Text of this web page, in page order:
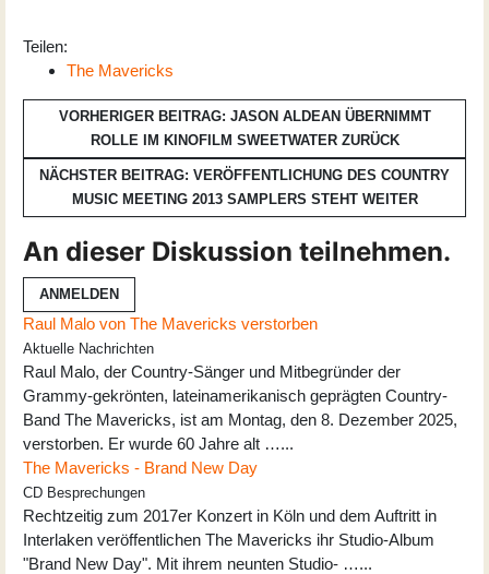
Teilen:
The Mavericks
VORHERIGER BEITRAG: JASON ALDEAN ÜBERNIMMT
ROLLE IM KINOFILM SWEETWATER ZURÜCK
NÄCHSTER BEITRAG: VERÖFFENTLICHUNG DES COUNTRY
MUSIC MEETING 2013 SAMPLERS STEHT WEITER
An dieser Diskussion teilnehmen.
ANMELDEN
Raul Malo von The Mavericks verstorben
Aktuelle Nachrichten
Raul Malo, der Country-Sänger und Mitbegründer der
Grammy-gekrönten, lateinamerikanisch geprägten Country-
Band The Mavericks, ist am Montag, den 8. Dezember 2025,
verstorben. Er wurde 60 Jahre alt …...
The Mavericks - Brand New Day
CD Besprechungen
Rechtzeitig zum 2017er Konzert in Köln und dem Auftritt in
Interlaken veröffentlichen The Mavericks ihr Studio-Album
"Brand New Day". Mit ihrem neunten Studio- …...